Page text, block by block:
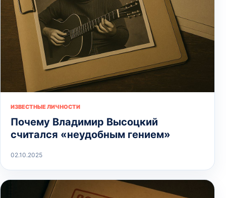
ИЗВЕСТНЫЕ ЛИЧНОСТИ
Почему Владимир Высоцкий
считался «неудобным гением»
02.10.2025